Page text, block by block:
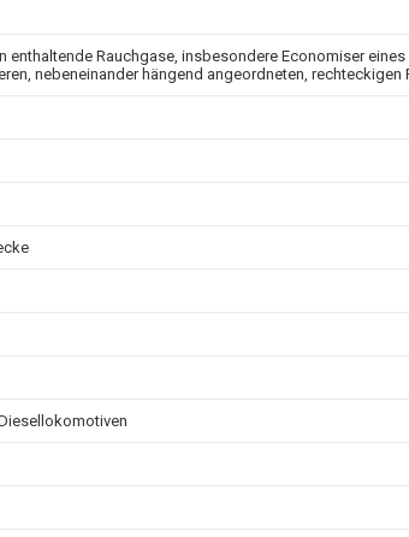
enthaltende Rauchgase, insbesondere Economiser eines
nebeneinander hängend angeordneten, rechteckigen